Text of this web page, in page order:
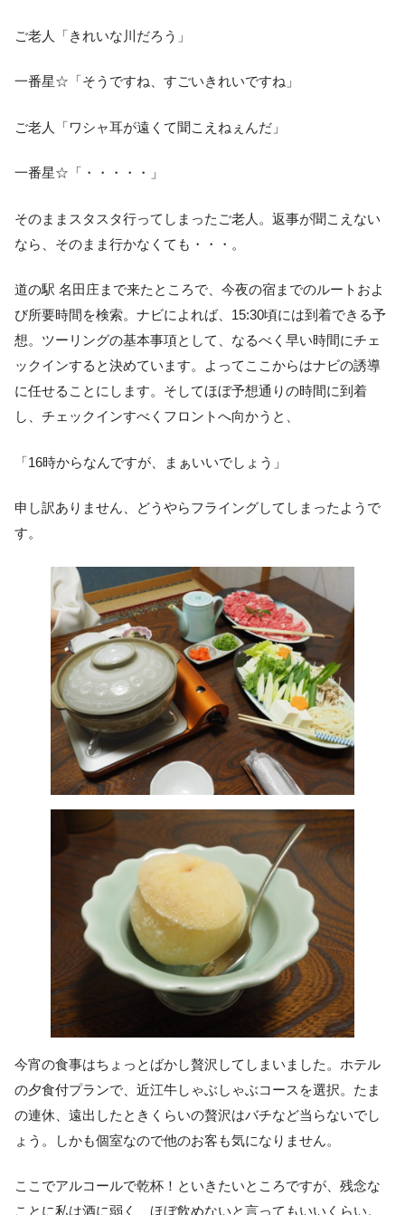
ご老人「きれいな川だろう」
一番星☆「そうですね、すごいきれいですね」
ご老人「ワシャ耳が遠くて聞こえねぇんだ」
一番星☆「・・・・・」
そのままスタスタ行ってしまったご老人。返事が聞こえない
なら、そのまま行かなくても・・・。
道の駅 名田庄まで来たところで、今夜の宿までのルートおよ
び所要時間を検索。ナビによれば、15:30頃には到着できる予
想。ツーリングの基本事項として、なるべく早い時間にチェ
ックインすると決めています。よってここからはナビの誘導
に任せることにします。そしてほぼ予想通りの時間に到着
し、チェックインすべくフロントへ向かうと、
「16時からなんですが、まぁいいでしょう」
申し訳ありません、どうやらフライングしてしまったようで
す。
今宵の食事はちょっとばかし贅沢してしまいました。ホテル
の夕食付プランで、近江牛しゃぶしゃぶコースを選択。たま
の連休、遠出したときくらいの贅沢はバチなど当らないでし
ょう。しかも個室なので他のお客も気になりません。
ここでアルコールで乾杯！といきたいところですが、残念な
ことに私は酒に弱く、ほぼ飲めないと言ってもいいくらい。